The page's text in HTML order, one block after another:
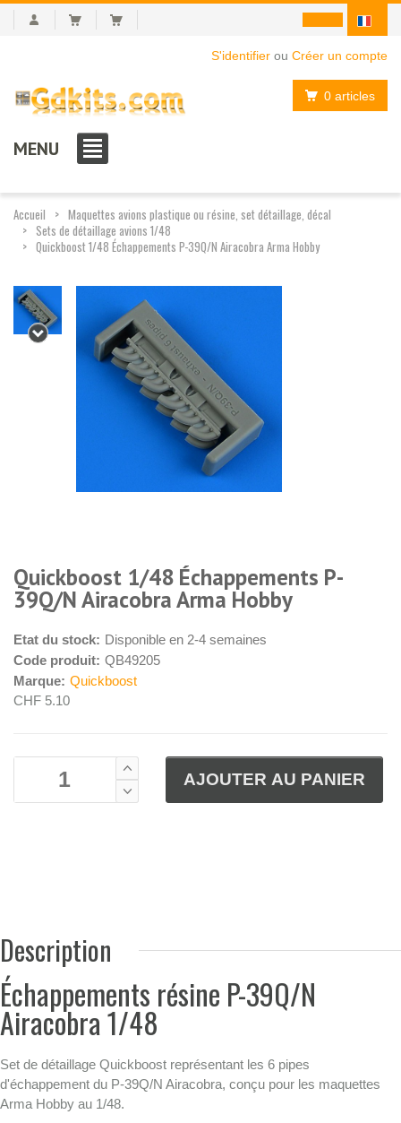
S'identifier ou Créer un compte
0 articles
MENU
Accueil
Maquettes avions plastique ou résine, set détaillage, décal
Sets de détaillage avions 1/48
Quickboost 1/48 Échappements P-39Q/N Airacobra Arma Hobby
Quickboost 1/48 Échappements P-
39Q/N Airacobra Arma Hobby
Etat du stock: Disponible en 2-4 semaines
Code produit: QB49205
Marque: Quickboost
CHF 5.10
Description
Échappements résine P-39Q/N
Airacobra 1/48
Set de détaillage Quickboost représentant les 6 pipes
d'échappement du P-39Q/N Airacobra, conçu pour les maquettes
Arma Hobby au 1/48.